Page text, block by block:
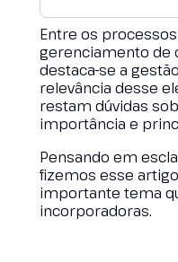
Entre os
gerenciamento de
destaca-se a
relevância desse
restam dúvidas
importância e
Pensando em
fizemos esse
importante tema
incorporadoras.